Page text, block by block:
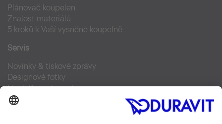
Plánovač koupelen
Znalost materiálů
5 kroků k Vaší vysněné koupelně
Servis
Novinky & tiskové zprávy
Designové fotky
Najdi Duravit prodejce
Často kladené otázky